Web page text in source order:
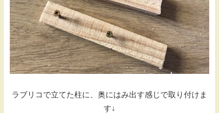
ラブリコで立てた柱に、奥にはみ出す感じで取り付けま
す↓